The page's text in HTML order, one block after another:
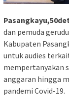
dan pemuda
Kabupaten
untuk audies
mempertanyakan
anggaran hingga
pandemi Covid-19.